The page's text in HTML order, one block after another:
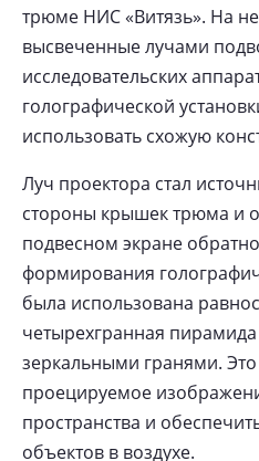
трюме НИС «Витязь». На
высвеченные лучами
исследовательских
голографической
использовать схожую
Луч проектора стал
стороны крышек трюма и
подвесном экране
формирования
была использована
четырехгранная
зеркальными гранями.
проецируемое
пространства и
объектов в воздухе.